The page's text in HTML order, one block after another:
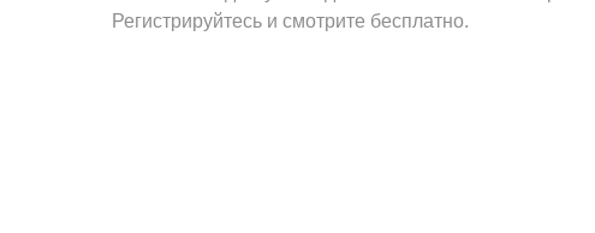
Регистрируйтесь и смотрите бесплатно.